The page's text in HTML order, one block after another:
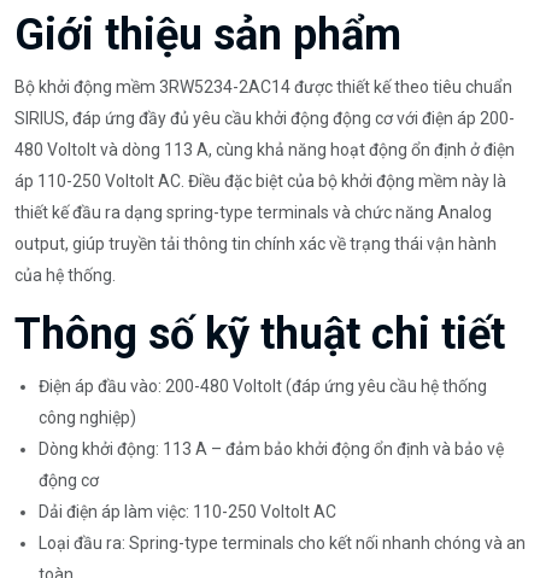
Giới thiệu sản phẩm
Bộ khởi động mềm 3RW5234-2AC14 được thiết kế theo tiêu chuẩn
SIRIUS, đáp ứng đầy đủ yêu cầu khởi động động cơ với điện áp 200-
480 Voltolt và dòng 113 A, cùng khả năng hoạt động ổn định ở điện
áp 110-250 Voltolt AC. Điều đặc biệt của bộ khởi động mềm này là
thiết kế đầu ra dạng spring-type terminals và chức năng Analog
output, giúp truyền tải thông tin chính xác về trạng thái vận hành
của hệ thống.
Thông số kỹ thuật chi tiết
Điện áp đầu vào: 200-480 Voltolt (đáp ứng yêu cầu hệ thống
công nghiệp)
Dòng khởi động: 113 A – đảm bảo khởi động ổn định và bảo vệ
động cơ
Dải điện áp làm việc: 110-250 Voltolt AC
Loại đầu ra: Spring-type terminals cho kết nối nhanh chóng và an
toàn